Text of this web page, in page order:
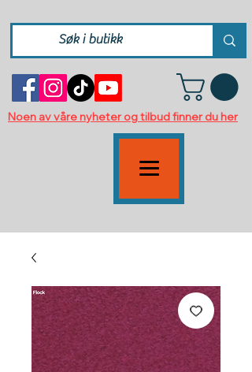
Noen av våre nyheter og tilbud finner du her